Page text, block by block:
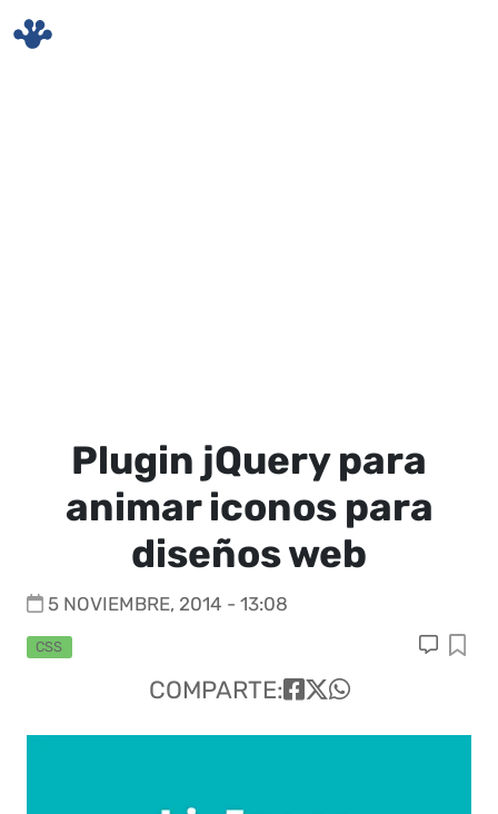
Plugin jQuery para
animar iconos para
diseños web
5 NOVIEMBRE, 2014 - 13:08
CSS
COMPARTE: